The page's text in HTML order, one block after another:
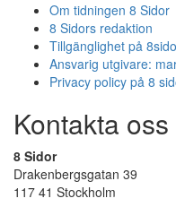
Om tidningen 8 Sidor
8 Sidors redaktion
Tillgänglighet på
Ansvarig utgivare:
Privacy policy på 8
Kontakta oss
8 Sidor
Drakenbergsgatan 39
117 41 Stockholm